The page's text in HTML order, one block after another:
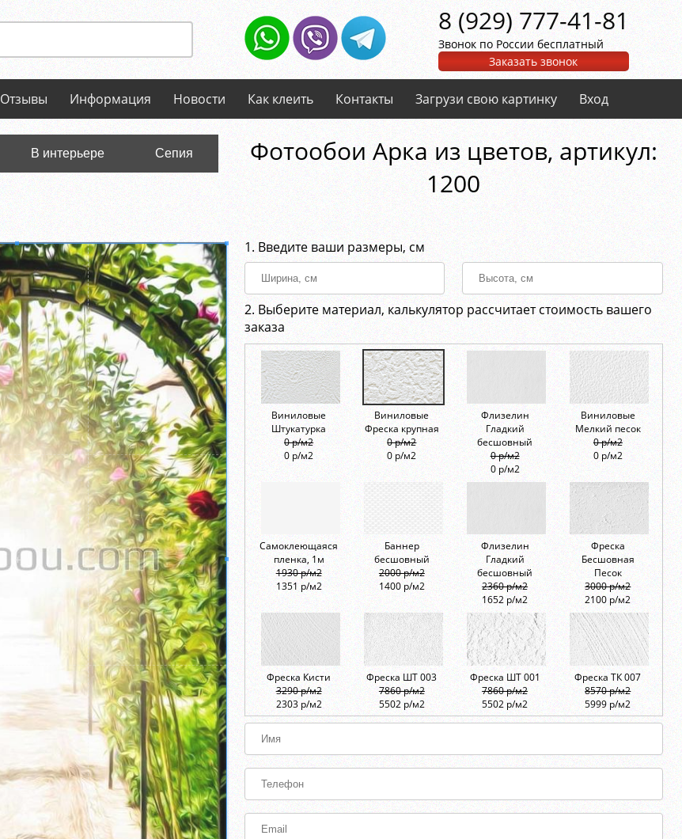
8 (929) 777-41-81
Звонок по России бесплатный
Заказать звонок
Отзывы Информация Новости Как клеить Контакты Загрузи свою картинку Вход
В интерьере Сепия
Фотообои Арка из цветов, aртикул:
1200
1. Введите ваши размеры, см
2. Выберите материал, калькулятор рассчитает стоимость вашего
заказа
Виниловые
Штукатурка
0 р/м2
0 р/м2
Виниловые
Фреска крупная
0 р/м2
0 р/м2
Флизелин
Гладкий
бесшовный
0 р/м2
0 р/м2
Виниловые
Мелкий песок
0 р/м2
0 р/м2
Самоклеющаяся
пленка, 1м
1930 р/м2
1351 р/м2
Баннер
бесшовный
2000 р/м2
1400 р/м2
Флизелин
Гладкий
бесшовный
2360 р/м2
1652 р/м2
Фреска
Бесшовная
Песок
3000 р/м2
2100 р/м2
Фреска Кисти
3290 р/м2
2303 р/м2
Фреска ШТ 003
7860 р/м2
5502 р/м2
Фреска ШТ 001
7860 р/м2
5502 р/м2
Фреска ТК 007
8570 р/м2
5999 р/м2